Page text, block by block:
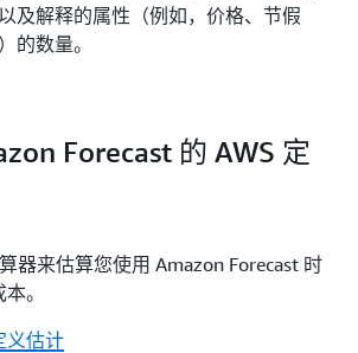
及解释的属性（例如，价格、节假
的数量。
Forecast 的 AWS 定
器来估算您使用 Amazon Forecast 时
。
义估计